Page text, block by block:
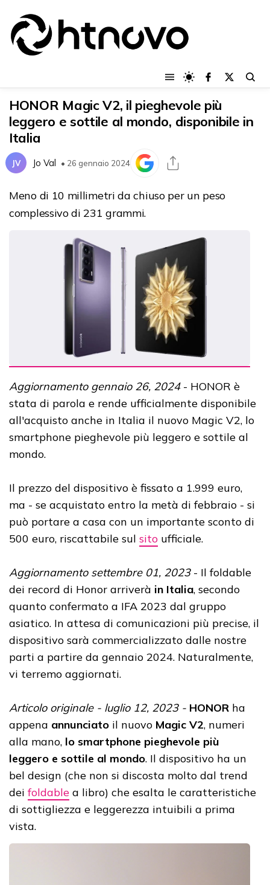
HONOR Magic V2, il pieghevole più
leggero e sottile al mondo, disponibile in
Italia
JV Jo Val • 26 gennaio 2024
Meno di 10 millimetri da chiuso per un peso
complessivo di 231 grammi.
Aggiornamento gennaio 26, 2024- HONOR è
stata di parola e rende ufficialmente disponibile
all'acquisto anche in Italia il nuovo Magic V2, lo
smartphone pieghevole più leggero e sottile al
mondo.
Il prezzo del dispositivo è fissato a 1.999 euro,
ma - se acquistato entro la metà di febbraio - si
può portare a casa con un importante sconto di
500 euro, riscattabile sul sito ufficiale.
Aggiornamento settembre 01, 2023- Il foldable
dei record di Honor arriverà in Italia, secondo
quanto confermato a IFA 2023 dal gruppo
asiatico. In attesa di comunicazioni più precise, il
dispositivo sarà commercializzato dalle nostre
parti a partire da gennaio 2024. Naturalmente,
vi terremo aggiornati.
Articolo originale - luglio 12, 2023 - HONOR ha
appena annunciato il nuovo Magic V2, numeri
alla mano, lo smartphone pieghevole più
leggero e sottile al mondo. Il dispositivo ha un
bel design (che non si discosta molto dal trend
dei foldable a libro) che esalta le caratteristiche
di sottigliezza e leggerezza intuibili a prima
vista.